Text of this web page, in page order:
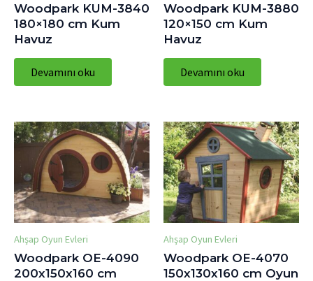
Woodpark KUM-3840
180×180 cm Kum
Havuz
Devamını oku
Woodpark KUM-3880
120×150 cm Kum
Havuz
Devamını oku
Ahşap Oyun Evleri
Woodpark OE-4090
200x150x160 cm
Ahşap Oyun Evleri
Woodpark OE-4070
150x130x160 cm Oyun